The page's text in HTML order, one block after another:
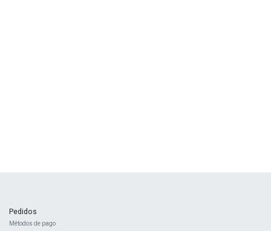
Pedidos
Métodos de pago